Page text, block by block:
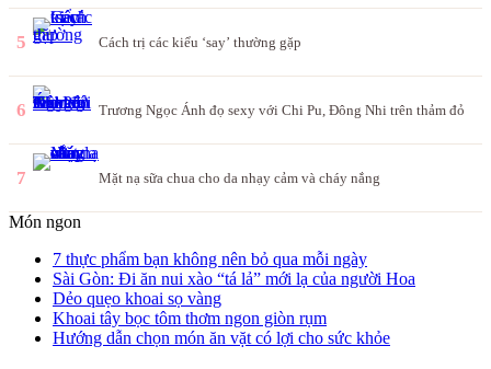
5 Cách trị các kiểu ‘say’ thường gặp
6 Trương Ngọc Ánh đọ sexy với Chi Pu, Đông Nhi trên thảm đỏ
7 Mặt nạ sữa chua cho da nhạy cảm và cháy nắng
Món ngon
7 thực phẩm bạn không nên bỏ qua mỗi ngày
Sài Gòn: Đi ăn nui xào “tá lả” mới lạ của người Hoa
Dẻo quẹo khoai sọ vàng
Khoai tây bọc tôm thơm ngon giòn rụm
Hướng dẫn chọn món ăn vặt có lợi cho sức khỏe